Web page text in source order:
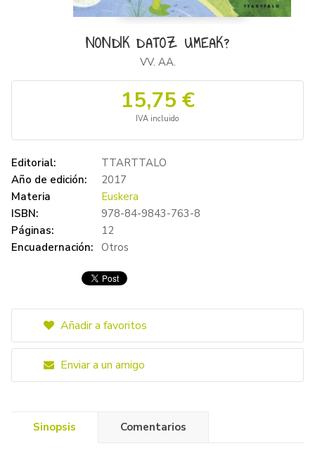
NONDIK DATOZ UMEAK?
VV. AA.
15,75 €
IVA incluido
Editorial:
TTARTTALO
Año de edición:
2017
Materia
Euskera
ISBN:
978-84-9843-763-8
Páginas:
12
Encuadernación: Otros
Añadir a favoritos
Enviar a un amigo
Sinopsis Comentarios